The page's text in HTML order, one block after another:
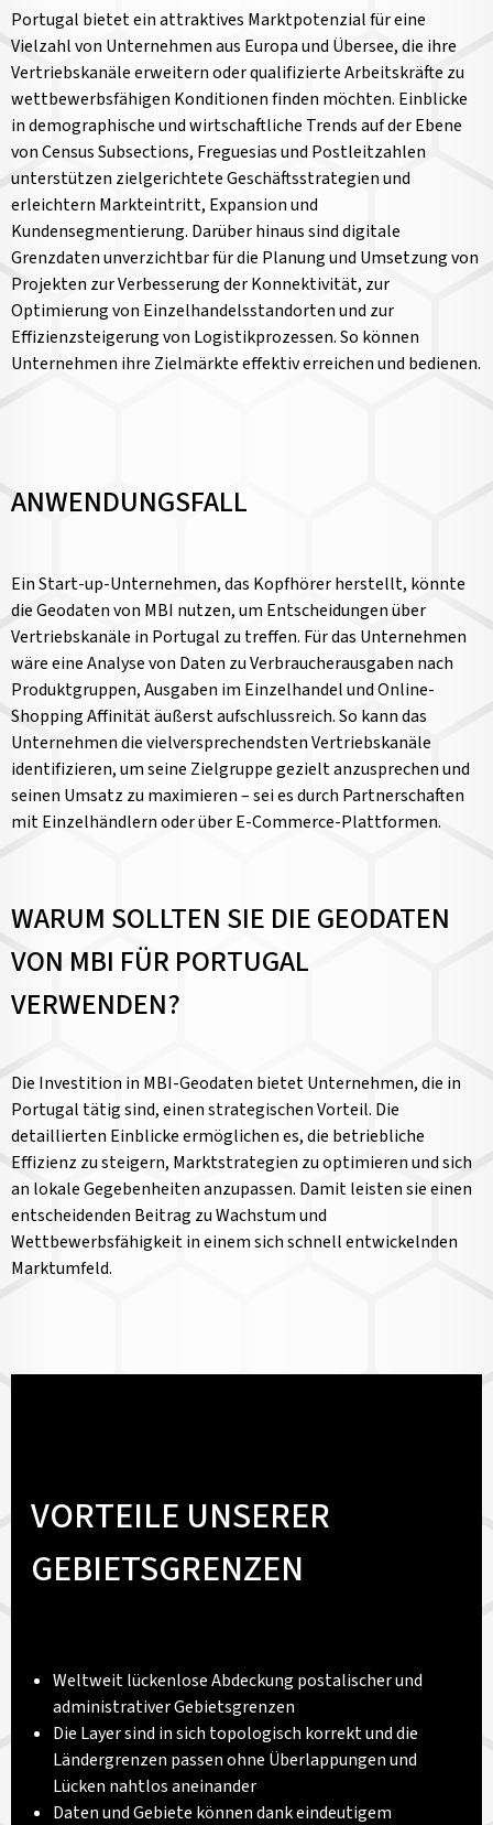
Portugal bietet ein attraktives Marktpotenzial für eine
Vielzahl von Unternehmen aus Europa und Übersee, die ihre
Vertriebskanäle erweitern oder qualifizierte Arbeitskräfte zu
wettbewerbsfähigen Konditionen finden möchten. Einblicke
in demographische und wirtschaftliche Trends auf der Ebene
von Census Subsections, Freguesias und Postleitzahlen
unterstützen zielgerichtete Geschäftsstrategien und
erleichtern Markteintritt, Expansion und
Kundensegmentierung. Darüber hinaus sind digitale
Grenzdaten unverzichtbar für die Planung und Umsetzung von
Projekten zur Verbesserung der Konnektivität, zur
Optimierung von Einzelhandelsstandorten und zur
Effizienzsteigerung von Logistikprozessen. So können
Unternehmen ihre Zielmärkte effektiv erreichen und bedienen.
ANWENDUNGSFALL
Ein Start-up-Unternehmen, das Kopfhörer herstellt, könnte
die Geodaten von MBI nutzen, um Entscheidungen über
Vertriebskanäle in Portugal zu treffen. Für das Unternehmen
wäre eine Analyse von Daten zu Verbraucherausgaben nach
Produktgruppen, Ausgaben im Einzelhandel und Online-
Shopping Affinität äußerst aufschlussreich. So kann das
Unternehmen die vielversprechendsten Vertriebskanäle
identifizieren, um seine Zielgruppe gezielt anzusprechen und
seinen Umsatz zu maximieren – sei es durch Partnerschaften
mit Einzelhändlern oder über E-Commerce-Plattformen.
WARUM SOLLTEN SIE DIE GEODATEN
VON MBI FÜR PORTUGAL
VERWENDEN?
Die Investition in MBI-Geodaten bietet Unternehmen, die in
Portugal tätig sind, einen strategischen Vorteil. Die
detaillierten Einblicke ermöglichen es, die betriebliche
Effizienz zu steigern, Marktstrategien zu optimieren und sich
an lokale Gegebenheiten anzupassen. Damit leisten sie einen
entscheidenden Beitrag zu Wachstum und
Wettbewerbsfähigkeit in einem sich schnell entwickelnden
Marktumfeld.
VORTEILE UNSERER
GEBIETSGRENZEN
Weltweit lückenlose Abdeckung postalischer und
administrativer Gebietsgrenzen
Die Layer sind in sich topologisch korrekt und die
Ländergrenzen passen ohne Überlappungen und
Lücken nahtlos aneinander
Daten und Gebiete können dank eindeutigem